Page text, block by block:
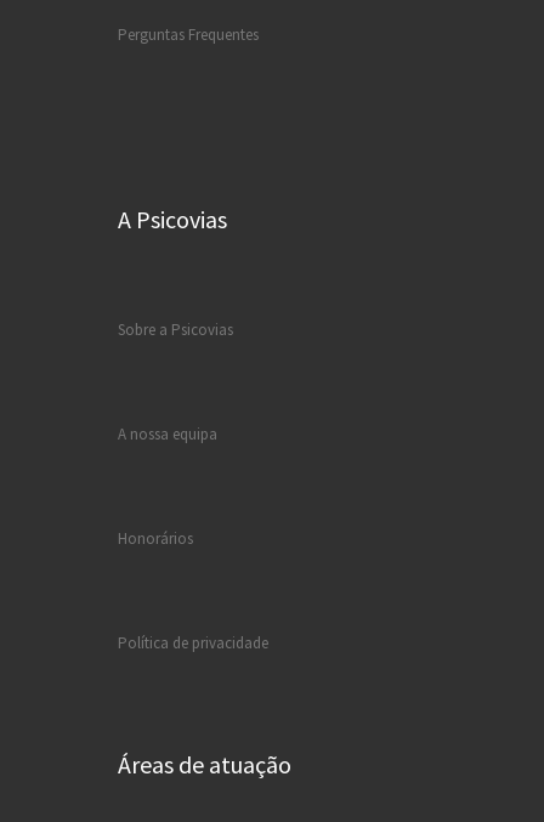
Perguntas Frequentes
A Psicovias
Sobre a Psicovias
A nossa equipa
Honorários
Política de privacidade
Áreas de atuação